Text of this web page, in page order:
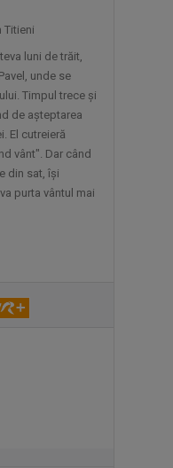
în fiecare
culturale sunt ...
Titieni
luni de trăit,
unde se
Timpul trece și
de așteptarea
El cutreieră
vânt". Dar când
din sat, își
purta vântul mai